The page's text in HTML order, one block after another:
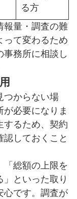
る方
報量・調査の難
って変わるため
事務所に相談し
つからない場
必要になりま
するため、契約
しておくこと
「総額の上限を
といった取り
心です。調査が